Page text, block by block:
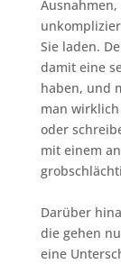
Sie laden.
damit eine
haben, und
man
oder
mit einem
Darüber
die gehen
eine